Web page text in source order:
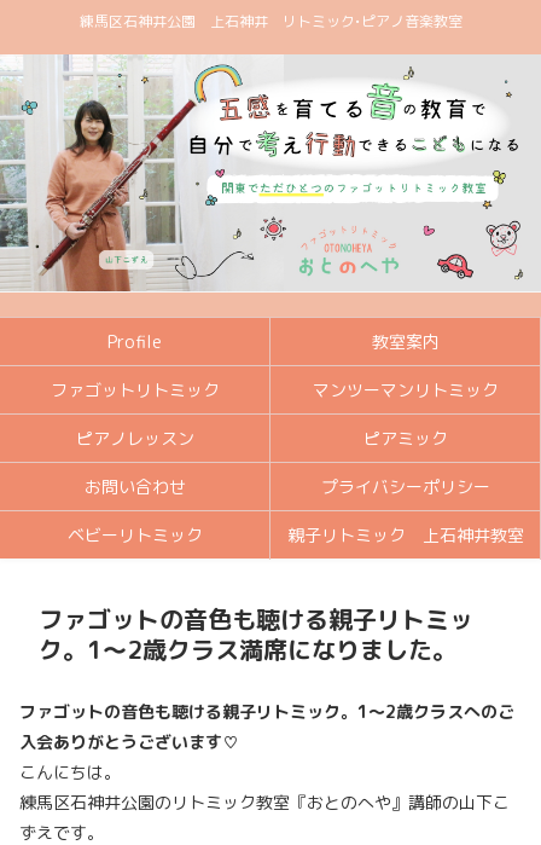
練馬区石神井公園 上石神井 リトミック•ピアノ音楽教室
Profile 教室案内
ファゴットリトミック マンツーマンリトミック
ピアノレッスン ピアミック
お問い合わせ プライバシーポリシー
ベビーリトミック 親子リトミック 上石神井教室
ファゴットの音色も聴ける親子リトミッ
ク。1～2歳クラス満席になりました。
ファゴットの音色も聴ける親子リトミック。1～2歳クラスへのご
入会ありがとうございます♡
こんにちは。
練馬区石神井公園のリトミック教室『おとのへや』講師の山下こ
ずえです。